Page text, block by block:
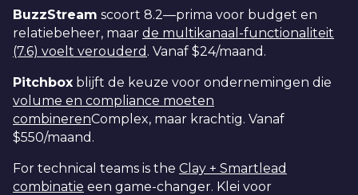
BuzzStream scoort 8.2—prima voor budget en
relatiebeheer, maar de multikanaal-functionaliteit
(7.6) voelt verouderd . Vanaf $24/maand.
Pitchbox blijft de keuze voor ondernemingen die
volume en compliance moeten
combinerenComplex, maar krachtig. Vanaf
$550/maand.
For technical teams is the Clay + Smartlead
combinatie een game-changer. Klei voor